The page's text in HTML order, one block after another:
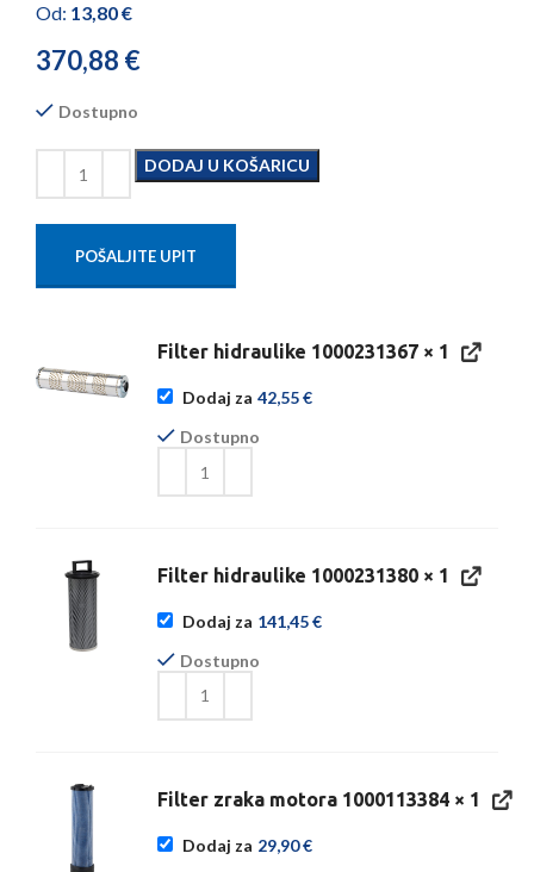
Od: 13,80€
Filter zraka motora 1000113384× 1
Dodaj za 29,90€
Filter hidraulike 1000231380× 1
Dodaj za 141,45€
Dostupno
Filter hidraulike 1000231367× 1
Dodaj za 42,55€
Dostupno
370,88 €
Dostupno
DODAJ U KOŠARICU
POŠALJITE UPIT